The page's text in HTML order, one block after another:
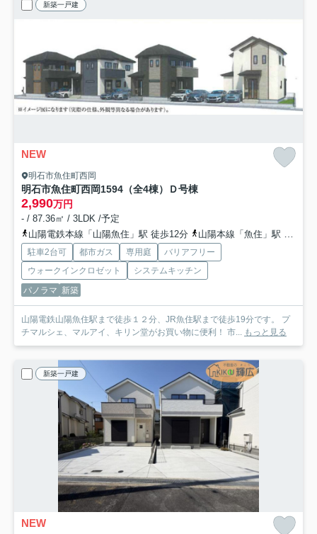
新築一戸建
NEW
明石市魚住町西岡
明石市魚住町西岡1594（全4棟）Ｄ号棟
2,990万円
- / 87.36㎡ / 3LDK /予定
山陽電鉄本線「山陽魚住」駅 徒歩12分
山陽本線「魚住」駅 徒歩19分
駐車2台可 都市ガス 専用庭
バリアフリー
ウォークインクロゼット
システムキッチン
パノラマ 新築
山陽電鉄山陽魚住駅まで徒歩１２分、JR魚住駅まで徒歩19分です。 プ
チマルシェ、マルアイ、キリン堂がお買い物に便利！ 市... もっと見る
新築一戸建
NEW